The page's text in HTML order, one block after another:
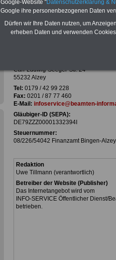
Anbieter (nach § 5
Carl-Ludwig-Seeger-Str. 24
55232 Alzey
Tel: 0179 / 42 99 228
Fax: 0201 / 87 77 460
E-Mail: infoservice@beamten-
Gläubiger-ID (SEPA):
DE79ZZZ00001332394I
Steuernummer:
08/226/54042 Finanzamt Bingen-Alzey
Redaktion
Uwe Tillmann (verantwortlich)
Betreiber der Website (Publisher)
Das Internetangebot wird vom
INFO-SERVICE Öffentlicher Dienst/
betrieben.
Google-Website "Datenschutzerklärung &
Google ihre personenbezogenen Daten
Dürfen wir Ihre Daten nutzen, um
erheben Daten und verwenden